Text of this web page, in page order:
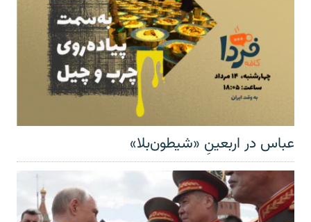
عباس در اربعینِ «شیطون‌بلا»